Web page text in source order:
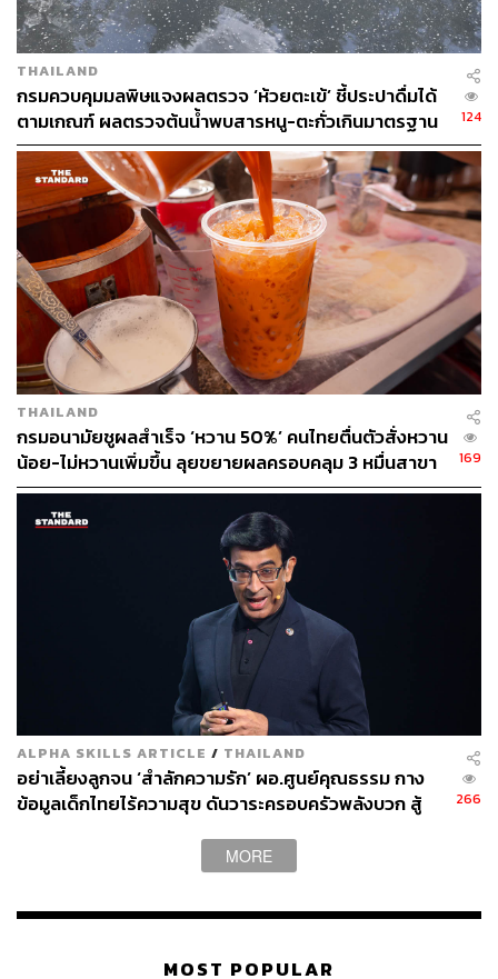
2.4K
ABOUT THE AUTHOR
THE STANDARD TEAM
กองบรรณาธิการ THE STANDARD
THAILAND
กรมควบคุมมลพิษแจงผลตรวจ ‘ห้วยตะเข้’ ชี้ประปาดื่มได้
ตามเกณฑ์ ผลตรวจต้นน้ำพบสารหนู-ตะกั่วเกินมาตรฐาน
เร่งล่าต้นตอ
124
THAILAND
กรมอนามัยชูผลสำเร็จ ‘หวาน 50%’ คนไทยตื่นตัวสั่งหวาน
น้อย-ไม่หวานเพิ่มขึ้น ลุยขยายผลครอบคลุม 3 หมื่นสาขา
169
ALPHA SKILLS ARTICLE / THAILAND
อย่าเลี้ยงลูกจน ‘สำลักความรัก’ ผอ.ศูนย์คุณธรรม กาง
ข้อมูลเด็กไทยไร้ความสุข ดันวาระครอบครัวพลังบวก สู้
266
MORE
MOST POPULAR